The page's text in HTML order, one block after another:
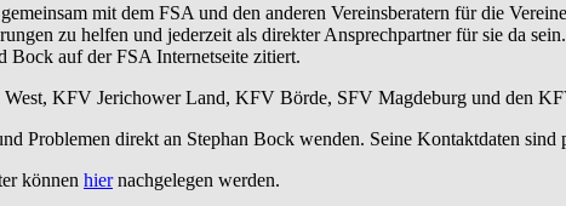
mit dem FSA und den anderen Vereinsberatern für die
zu helfen und jederzeit als direkter Ansprechpartner für sie da
Bock auf der FSA Internetseite zitiert.
KFV Jerichower Land, KFV Börde, SFV Magdeburg und den
Problemen direkt an Stephan Bock wenden. Seine Kontaktdaten
können hiernachgelegen werden.